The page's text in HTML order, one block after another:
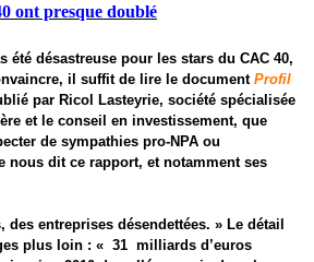
ont presque doublé
été désastreuse pour les stars du CAC 40,
il suffit de lire le document Profil
par Ricol Lasteyrie, société spécialisée
et le conseil en investissement, que
de sympathies pro-NPA ou
dit ce rapport, et notamment ses
des entreprises désendettées. » Le détail
plus loin : « 31 milliards d’euros